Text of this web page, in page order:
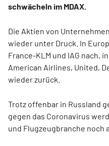
schwächeln im MDAX.
Die Aktien von
wieder unter Druck. In
France-KLM und IAG nach,
American Airlines, United,
wieder zurück.
Trotz offenbar in Russland
gegen das Coronavirus
und Flugzeugbranche noch